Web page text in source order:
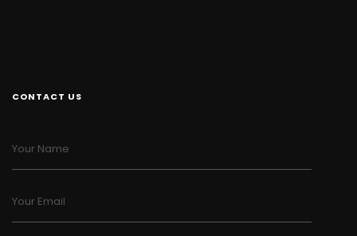
CONTACT US
Your Name
Your Email